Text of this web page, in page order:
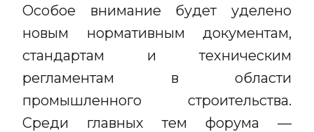
Особое внимание будет уделено
новым нормативным документам,
стандартам и техническим
регламентам в области
промышленного строительства.
Среди главных тем форума —